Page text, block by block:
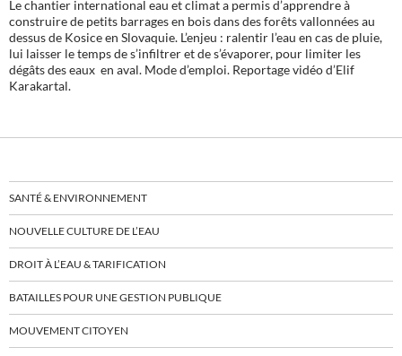
Le chantier international eau et climat a permis d’apprendre à
construire de petits barrages en bois dans des forêts vallonnées au
dessus de Kosice en Slovaquie. L’enjeu : ralentir l’eau en cas de pluie,
lui laisser le temps de s’infiltrer et de s’évaporer, pour limiter les
dégâts des eaux en aval. Mode d’emploi. Reportage vidéo d’Elif
Karakartal.
SANTÉ & ENVIRONNEMENT
NOUVELLE CULTURE DE L’EAU
DROIT À L’EAU & TARIFICATION
BATAILLES POUR UNE GESTION PUBLIQUE
MOUVEMENT CITOYEN